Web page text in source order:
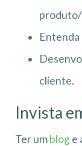
Entenda
cliente.
Invista
Ter umbloge